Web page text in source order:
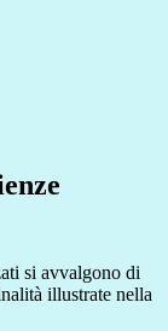
si avvalgono di
illustrate nella